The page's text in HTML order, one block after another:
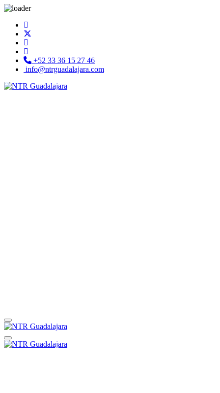
+52 33 36 15 27 46
info@ntrguadalajara.com